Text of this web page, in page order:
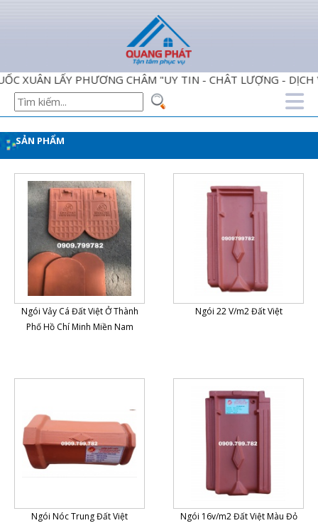
LẤY PHƯƠNG CHÂM "UY TIN - CHÂT LƯỢNG - DỊCH VỤ
SẢN PHẨM
Ngói Vảy Cá Đất Việt Ở Thành
Phố Hồ Chí Minh Miền Nam
Ngói 22 V/m2 Đất Việt
Ngói Nóc Trung Đất Việt
Ngói 16v/m2 Đất Việt Màu Đỏ